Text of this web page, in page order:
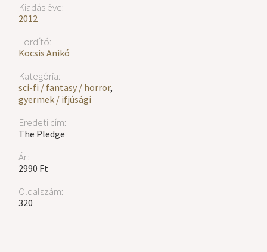
Kiadás éve:
2012
Fordító:
Kocsis Anikó
Kategória:
sci-fi / fantasy / horror,
gyermek / ifjúsági
Eredeti cím:
The Pledge
Ár:
2990 Ft
Oldalszám:
320